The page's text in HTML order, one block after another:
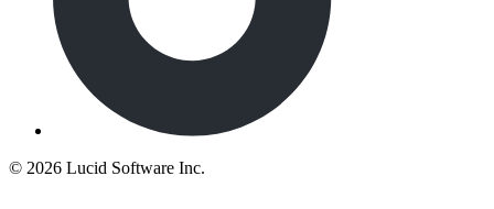
© 2026 Lucid Software Inc.